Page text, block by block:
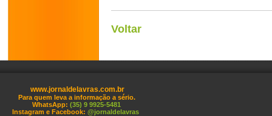
Voltar
www.jornaldelavras.com.br
Para quem leva a informação a sério.
WhatsApp: (35) 9 9925-5481
Instagram e Facebook: @jornaldelavras